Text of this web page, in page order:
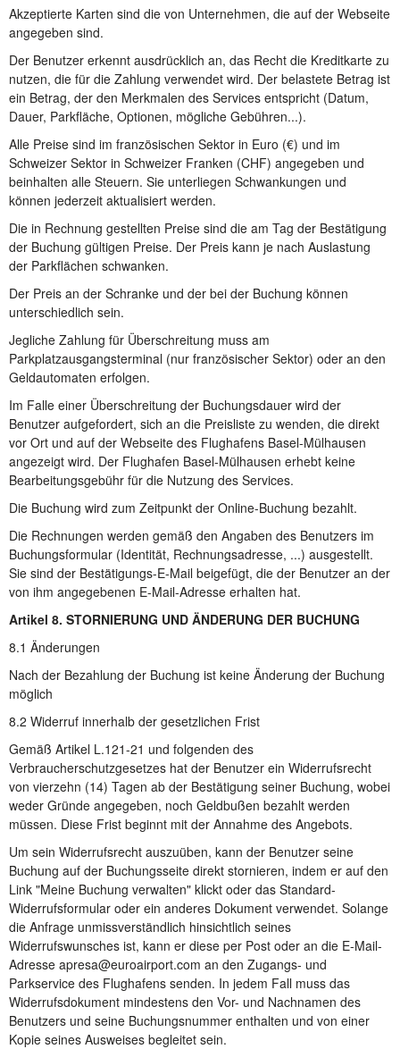
Akzeptierte Karten sind die von Unternehmen, die auf der Webseite
angegeben sind.
Der Benutzer erkennt ausdrücklich an, das Recht die Kreditkarte zu
nutzen, die für die Zahlung verwendet wird. Der belastete Betrag ist
ein Betrag, der den Merkmalen des Services entspricht (Datum,
Dauer, Parkfläche, Optionen, mögliche Gebühren...).
Alle Preise sind im französischen Sektor in Euro (€) und im
Schweizer Sektor in Schweizer Franken (CHF) angegeben und
beinhalten alle Steuern. Sie unterliegen Schwankungen und
können jederzeit aktualisiert werden.
Die in Rechnung gestellten Preise sind die am Tag der Bestätigung
der Buchung gültigen Preise. Der Preis kann je nach Auslastung
der Parkflächen schwanken.
Der Preis an der Schranke und der bei der Buchung können
unterschiedlich sein.
Jegliche Zahlung für Überschreitung muss am
Parkplatzausgangsterminal (nur französischer Sektor) oder an den
Geldautomaten erfolgen.
Im Falle einer Überschreitung der Buchungsdauer wird der
Benutzer aufgefordert, sich an die Preisliste zu wenden, die direkt
vor Ort und auf der Webseite des Flughafens Basel-Mülhausen
angezeigt wird. Der Flughafen Basel-Mülhausen erhebt keine
Bearbeitungsgebühr für die Nutzung des Services.
Die Buchung wird zum Zeitpunkt der Online-Buchung bezahlt.
Die Rechnungen werden gemäß den Angaben des Benutzers im
Buchungsformular (Identität, Rechnungsadresse, ...) ausgestellt.
Sie sind der Bestätigungs-E-Mail beigefügt, die der Benutzer an der
von ihm angegebenen E-Mail-Adresse erhalten hat.
Artikel 8. STORNIERUNG UND ÄNDERUNG DER BUCHUNG
8.1 Änderungen
Nach der Bezahlung der Buchung ist keine Änderung der Buchung
möglich
8.2 Widerruf innerhalb der gesetzlichen Frist
Gemäß Artikel L.121-21 und folgenden des
Verbraucherschutzgesetzes hat der Benutzer ein Widerrufsrecht
von vierzehn (14) Tagen ab der Bestätigung seiner Buchung, wobei
weder Gründe angegeben, noch Geldbußen bezahlt werden
müssen. Diese Frist beginnt mit der Annahme des Angebots.
Um sein Widerrufsrecht auszuüben, kann der Benutzer seine
Buchung auf der Buchungsseite direkt stornieren, indem er auf den
Link "Meine Buchung verwalten" klickt oder das Standard-
Widerrufsformular oder ein anderes Dokument verwendet. Solange
die Anfrage unmissverständlich hinsichtlich seines
Widerrufswunsches ist, kann er diese per Post oder an die E-Mail-
Adresse apresa@euroairport.com an den Zugangs- und
Parkservice des Flughafens senden. In jedem Fall muss das
Widerrufsdokument mindestens den Vor- und Nachnamen des
Benutzers und seine Buchungsnummer enthalten und von einer
Kopie seines Ausweises begleitet sein.